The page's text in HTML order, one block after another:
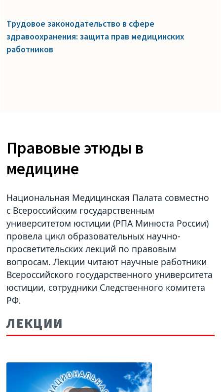
Трудовое законодательство в сфере
здравоохранения: защита прав медицинских
работников
Правовые этюды в
медицине
Национальная Медицинская Палата совместно
с Всероссийским государственным
университетом юстиции (РПА Минюста России)
провела цикл образовательных научно-
просветительских лекций по правовым
вопросам. Лекции читают научные работники
Всероссийского государственного университета
юстиции, сотрудники Следственного комитета
РФ.
ЛЕКЦИИ